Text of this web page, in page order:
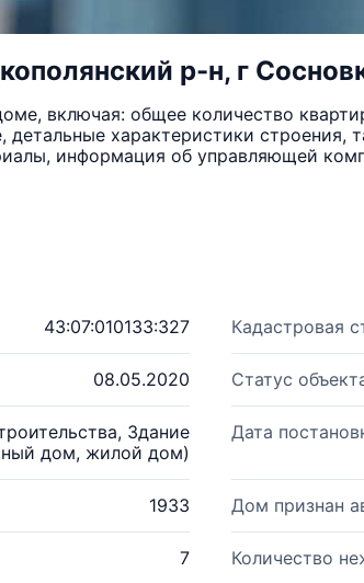
р-н, г
включая: общее количество
характеристики строения,
информация об управляющей
43:07:010133:327 Кадастровая
08.05.2020 Статус
Здание
дом, жилой дом)
Дата
1933 Дом признан
7 Количество